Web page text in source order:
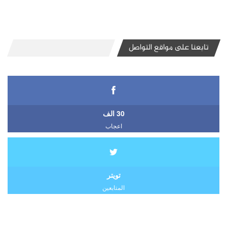
تابعنا على مواقع التواصل
30 الف
اعجاب
تويتر
المتابعين